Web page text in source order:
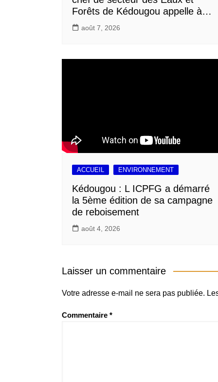
Forêts de Kédougou appelle à…
août 7, 2026
ACCUEIL ENVIRONNEMENT
Kédougou : L ICPFG a démarré
la 5ème édition de sa campagne
de reboisement
août 4, 2026
Laisser un commentaire
Votre adresse e-mail ne sera pas publiée.
Commentaire *